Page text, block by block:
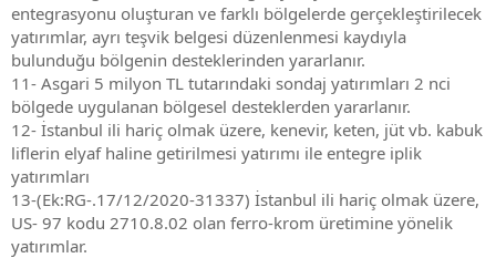
entegrasyonu oluşturan ve farklı bölgelerde gerçekleştirilecek
yatırımlar, ayrı teşvik belgesi düzenlenmesi kaydıyla
bulunduğu bölgenin desteklerinden yararlanır.
11- Asgari 5 milyon TL tutarındaki sondaj yatırımları 2 nci
bölgede uygulanan bölgesel desteklerden yararlanır.
12- İstanbul ili hariç olmak üzere, kenevir, keten, jüt vb. kabuk
liflerin elyaf haline getirilmesi yatırımı ile entegre iplik
yatırımları
13-(Ek:RG-.17/12/2020-31337) İstanbul ili hariç olmak üzere,
US- 97 kodu 2710.8.02 olan ferro-krom üretimine yönelik
yatırımlar.